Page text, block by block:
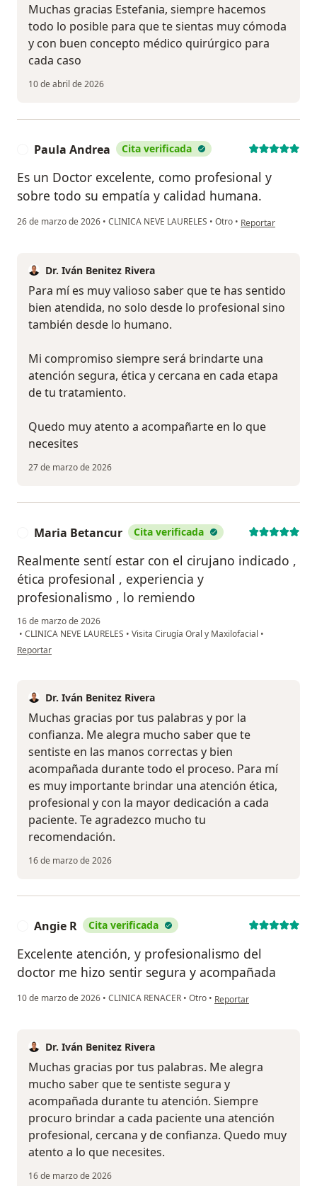
Muchas gracias Estefania, siempre hacemos
todo lo posible para que te sientas muy cómoda
y con buen concepto médico quirúrgico para
cada caso
10 de abril de 2026
Paula Andrea Cita verificada
Es un Doctor excelente, como profesional y
sobre todo su empatía y calidad humana.
26 de marzo de 2026 • CLINICA NEVE LAURELES • Otro • en opinión del
Reportar
Dr. Iván Benitez Rivera
Para mí es muy valioso saber que te has sentido
bien atendida, no solo desde lo profesional sino
también desde lo humano.
Mi compromiso siempre será brindarte una
atención segura, ética y cercana en cada etapa
de tu tratamiento.
Quedo muy atento a acompañarte en lo que
necesites
27 de marzo de 2026
Maria Betancur Cita verificada
Realmente sentí estar con el cirujano indicado ,
ética profesional , experiencia y
profesionalismo , lo remiendo
16 de marzo de 2026
• CLINICA NEVE LAURELES • Visita Cirugía Oral y Maxilofacial •
en opinión del usuario Maria Betancur
Reportar
Dr. Iván Benitez Rivera
Muchas gracias por tus palabras y por la
confianza. Me alegra mucho saber que te
sentiste en las manos correctas y bien
acompañada durante todo el proceso. Para mí
es muy importante brindar una atención ética,
profesional y con la mayor dedicación a cada
paciente. Te agradezco mucho tu
recomendación.
16 de marzo de 2026
Angie R Cita verificada
Excelente atención, y profesionalismo del
doctor me hizo sentir segura y acompañada
10 de marzo de 2026 • CLINICA RENACER • Otro • en opinión del usuario
Reportar
Dr. Iván Benitez Rivera
Muchas gracias por tus palabras. Me alegra
mucho saber que te sentiste segura y
acompañada durante tu atención. Siempre
procuro brindar a cada paciente una atención
profesional, cercana y de confianza. Quedo muy
atento a lo que necesites.
16 de marzo de 2026